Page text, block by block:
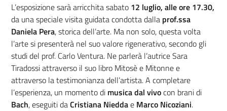
L’esposizione sarà arricchita sabato 12 luglio, alle ore 17.30,
da una speciale visita guidata condotta dalla prof.ssa
Daniela Pera, storica dell’arte. Ma non solo, questa volta
l’arte si presenterà nel suo valore rigenerativo, secondo gli
studi del prof. Carlo Ventura. Ne parlerà l’autrice Sara
Tiradossi attraverso il suo libro Mitosè e Mitonne e
attraverso la testimonianza dell’artista.A completare
l’esperienza, un momento di musica dal vivocon brani di
Bach, eseguiti daCristiana Nieddae Marco Nicoziani.